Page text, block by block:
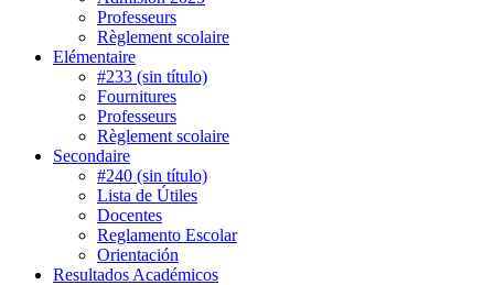
Professeurs
Règlement scolaire
Elémentaire
#233 (sin título)
Fournitures
Professeurs
Règlement scolaire
Secondaire
#240 (sin título)
Lista de Útiles
Docentes
Reglamento Escolar
Orientación
Resultados Académicos